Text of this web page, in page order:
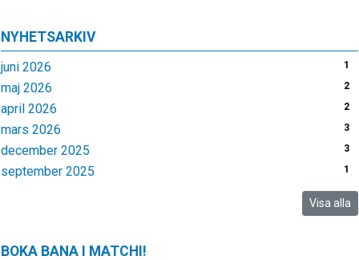
NYHETSARKIV
juni 2026 1
maj 2026 2
april 2026 2
mars 2026 3
december 2025 3
september 2025 1
Visa alla
BOKA BANA I MATCHI!